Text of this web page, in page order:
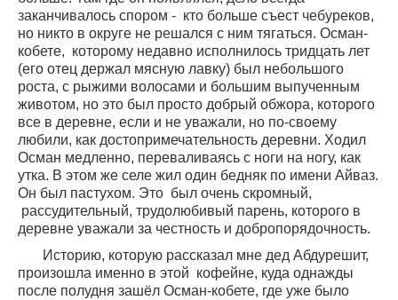
заканчивалось спором - кто больше съест чебуреков,
но никто в округе не решался с ним тягаться. Осман-
кобете, которому недавно исполнилось тридцать лет
(его отец держал мясную лавку) был небольшого
роста, с рыжими волосами и большим выпученным
животом, но это был просто добрый обжора, которого
все в деревне, если и не уважали, но по-своему
любили, как достопримечательность деревни. Ходил
Осман медленно, переваливаясь с ноги на ногу, как
утка. В этом же селе жил один бедняк по имени Айваз.
Он был пастухом. Это был очень скромный,
рассудительный, трудолюбивый парень, которого в
деревне уважали за честность и добропорядочность.
Историю, которую рассказал мне дед Абдурешит,
произошла именно в этой кофейне, куда однажды
после полудня зашёл Осман-кобете, где уже было